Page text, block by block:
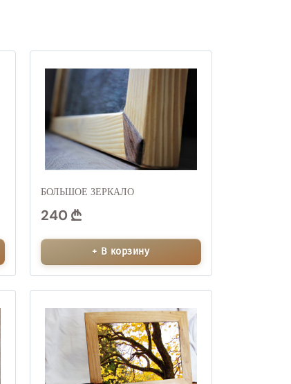
БОЛЬШОЕ ЗЕРКАЛО
240
+ В корзину